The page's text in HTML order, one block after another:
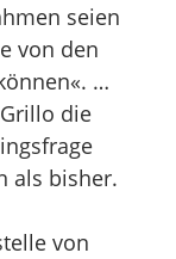
seien
von den
…
die
als bisher.
von